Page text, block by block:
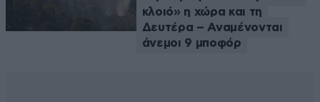
κλοιό» η χώρα και τη
Δευτέρα – Αναμένονται
άνεμοι 9 μποφόρ